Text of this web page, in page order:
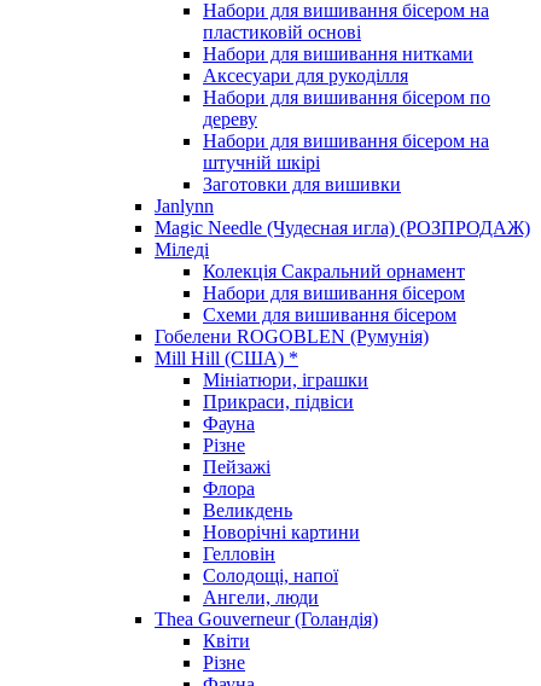
Набори для вишивання бісером на
пластиковій основі
Набори для вишивання нитками
Аксесуари для рукоділля
Набори для вишивання бісером по
дереву
Набори для вишивання бісером на
штучній шкірі
Заготовки для вишивки
Janlynn
Magic Needle (Чудесная игла) (РОЗПРОДАЖ)
Міледі
Колекція Сакральний орнамент
Набори для вишивання бісером
Схеми для вишивання бісером
Гобелени ROGOBLEN (Румунія)
Mill Hill (США) *
Мініатюри, іграшки
Прикраси, підвіси
Фауна
Різне
Пейзажі
Флора
Великдень
Новорічні картини
Гелловін
Солодощі, напої
Ангели, люди
Thea Gouverneur (Голандія)
Квіти
Різне